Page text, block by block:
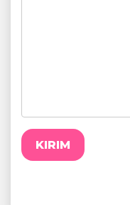
KIRIM